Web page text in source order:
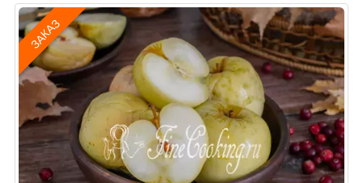
ЗАКАЗ